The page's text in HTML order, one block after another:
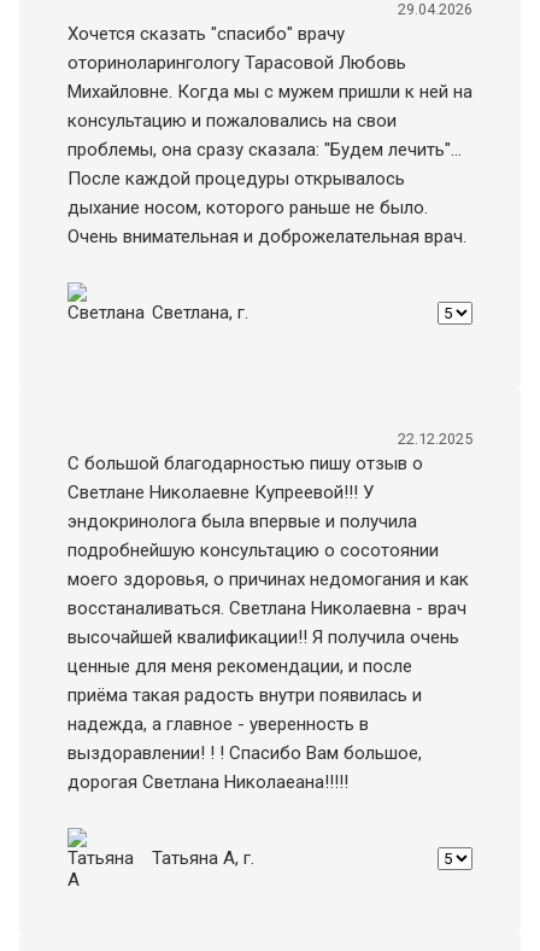
29.04.2026
Хочется сказать "спасибо" врачу
оториноларингологу Тарасовой Любовь
Михайловне. Когда мы с мужем пришли к ней на
консультацию и пожаловались на свои
проблемы, она сразу сказала: "Будем лечить"...
После каждой процедуры открывалось
дыхание носом, которого раньше не было.
Очень внимательная и доброжелательная врач.
Светлана, г.
22.12.2025
С большой благодарностью пишу отзыв о
Светлане Николаевне Купреевой!!! У
эндокринолога была впервые и получила
подробнейшую консультацию о сосотоянии
моего здоровья, о причинах недомогания и как
восстаналиваться. Светлана Николаевна - врач
высочайшей квалификации!! Я получила очень
ценные для меня рекомендации, и после
приëма такая радость внутри появилась и
надежда, а главное - уверенность в
выздоравлении! ! ! Спасибо Вам большое,
дорогая Светлана Николаеана!!!!!
Татьяна A, г.